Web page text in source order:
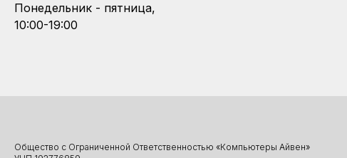
Понедельник - пятница,
10:00-19:00
Общество с Ограниченной Ответственностью «Компьютеры Айвен»